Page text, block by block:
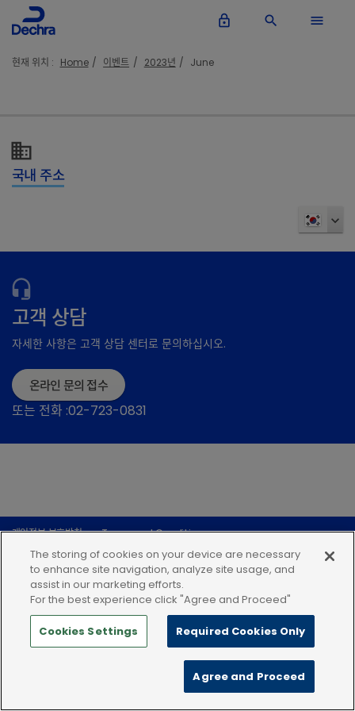
lock_outline search menu
현재 위치 : Home 이벤트 2023년 June
국내 주소
고객 상담
자세한 사항은 고객 상담 센터로 문의하십시오.
온라인 문의 접수
또는 전화 :02-723-0831
개인정보 보호방침 Terms and Conditions
The storing of cookies on your device are necessary
to enhance site navigation, analyze site usage, and
assist in our marketing efforts.
For the best experience click "Agree and Proceed"
Cookies Settings Required Cookies Only
Agree and Proceed